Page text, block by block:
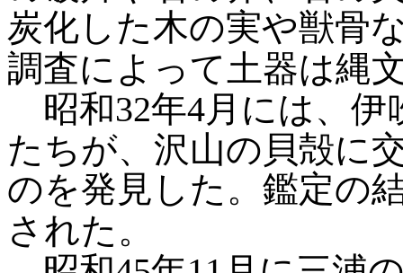
炭化した木の実や獣骨
調査によって土器は縄
昭和32年4月には、伊
たちが、沢山の貝殻に
のを発見した。鑑定の
された。